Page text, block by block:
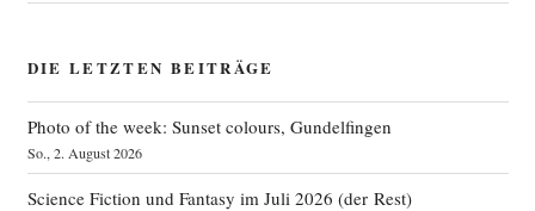
DIE LETZTEN BEITRÄGE
Photo of the week: Sunset colours, Gundelfingen
So., 2. August 2026
Science Fiction und Fantasy im Juli 2026 (der Rest)